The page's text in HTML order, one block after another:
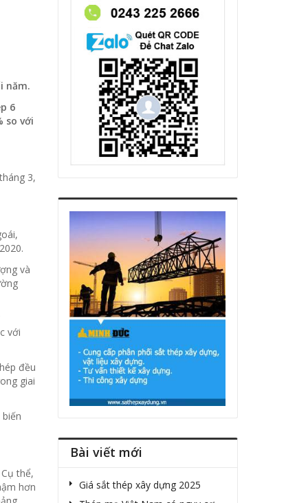
năm.
6
so với
3,
và
với
đều
giai
thể,
hơn
Bài viết mới
Giá sắt thép xây dựng 2025